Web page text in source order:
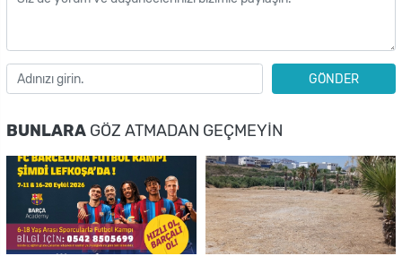
GÖNDER
BUNLARA GÖZ ATMADAN GEÇMEYIN